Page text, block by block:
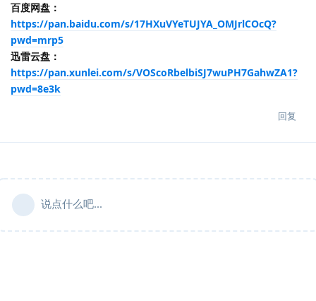
百度网盘：
https://pan.baidu.com/s/17HXuVYeTUJYA_OMJrlCOcQ?
pwd=mrp5
迅雷云盘：
https://pan.xunlei.com/s/VOScoRbelbiSJ7wuPH7GahwZA1?
pwd=8e3k
回复
说点什么吧...